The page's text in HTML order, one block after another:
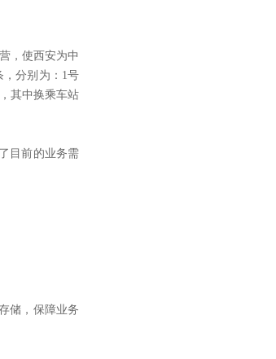
，使西安为中
，分别为：1号
其中换乘车站
目前的业务需
储，保障业务